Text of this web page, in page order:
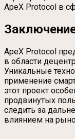
ApeX Protocol в
ApeX Protocol
в области
Уникальные
применение
этот проект
продвинутых
следить за
влиянием на